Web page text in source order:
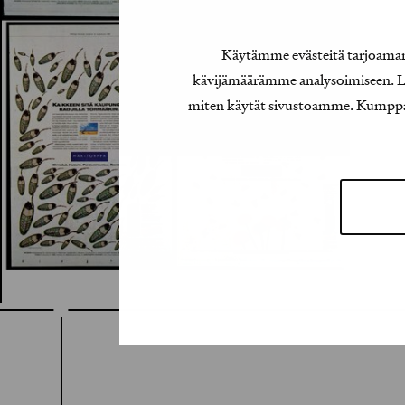
Käytämme evästeitä
kävijämäärämme analysoimiseen.
miten käytät sivustoamme.